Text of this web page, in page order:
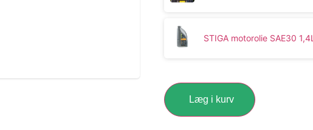
STIGA motorolie SAE30 1,4L
Læg i kurv